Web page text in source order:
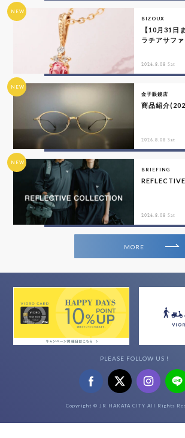
NEW
BIZOUX
【10月31日
ラチアサフ
2026.8.08 Sat
NEW
金子眼鏡店
商品紹介
2026.8.08 Sat
NEW
BRIEFING
2026.8.08 Sat
MORE
PLEASE FOLLOW US !
Copyright © JR HAKATA CITY All Rights